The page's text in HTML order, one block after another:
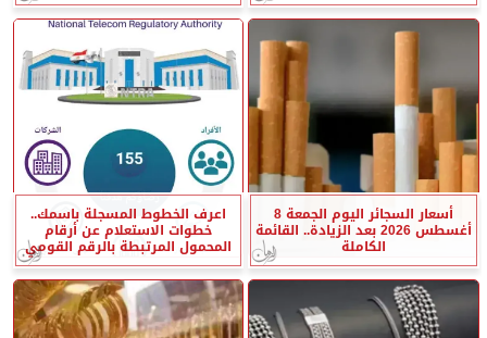
أسعار السجائر اليوم الجمعة 8
أغسطس 2026 بعد الزيادة.. القائمة
الكاملة
اعرف الخطوط المسجلة باسمك..
خطوات الاستعلام عن أرقام
المحمول المرتبطة بالرقم القومي